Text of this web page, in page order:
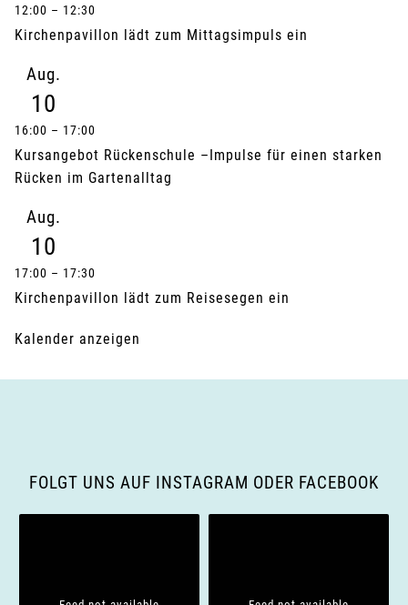
12:00 – 12:30
Kirchenpavillon lädt zum Mittagsimpuls ein
Aug.
10
16:00 – 17:00
Kursangebot Rückenschule –Impulse für einen starken
Rücken im Gartenalltag
Aug.
10
17:00 – 17:30
Kirchenpavillon lädt zum Reisesegen ein
Kalender anzeigen
FOLGT UNS AUF INSTAGRAM ODER FACEBOOK